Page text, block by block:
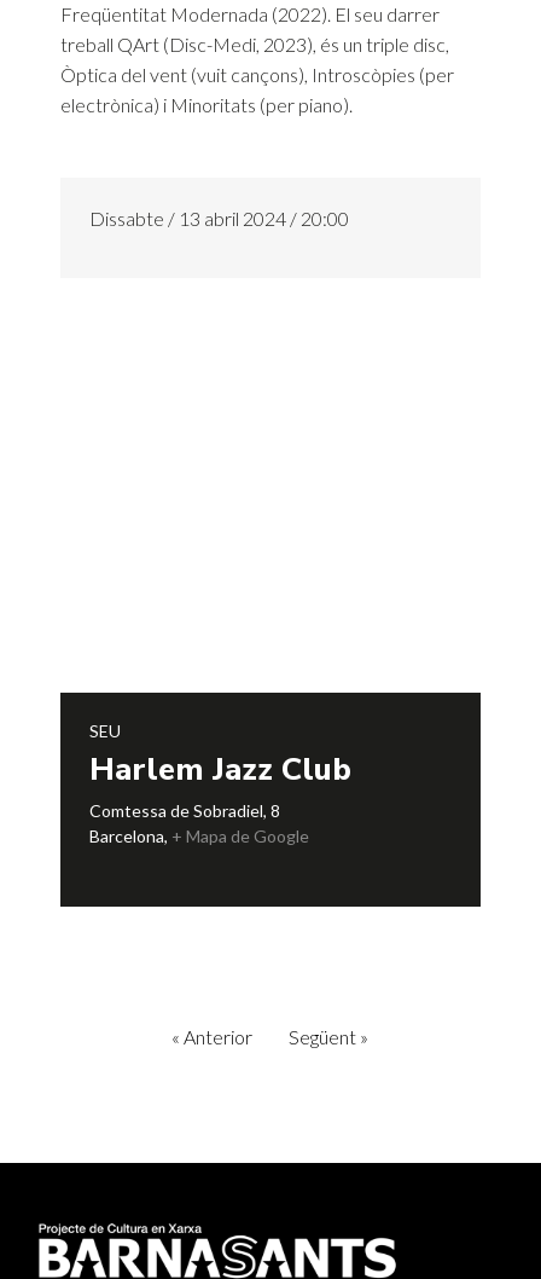
Freqüentitat Modernada (2022). El seu darrer
treball QArt (Disc-Medi, 2023), és un triple disc,
Òptica del vent (vuit cançons), Introscòpies (per
electrònica) i Minoritats (per piano).
Dissabte / 13 abril 2024 / 20:00
SEU
Harlem Jazz Club
Comtessa de Sobradiel, 8
Barcelona, + Mapa de Google
« Anterior Següent »